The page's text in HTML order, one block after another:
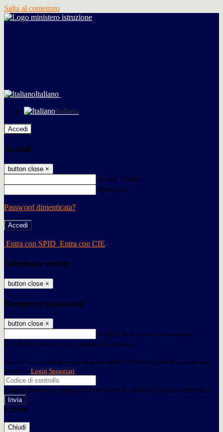
Salta al contenuto
Italiano
Italiano
Accedi
Accedi
button close ×
Nome Utente
Password
Password dimenticata?
-
Entra con SPID Entra con CIE
Seleziona utente
button close ×
Recupero password
button close ×
E-mail Verrà inviato un messaggio
all'indirizzo indicato con le istruzioni necessarie.
Non hai una e-mail associata al nome utente? Effettua il reset della password
tramite la Login Spaggiari
E-mail inviata, si prega di controllare la casella di posta elettronica!
Errore
Chiudi